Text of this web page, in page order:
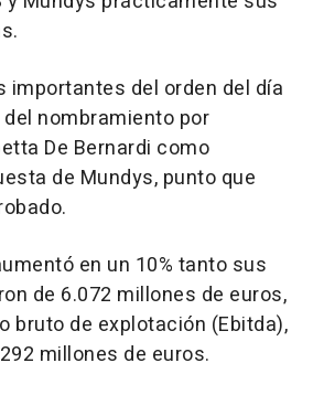
importantes del orden del día
nombramiento por
De Bernardi como
de Mundys, punto que
en un 10% tanto sus
de 6.072 millones de euros,
bruto de explotación (Ebitda),
millones de euros.